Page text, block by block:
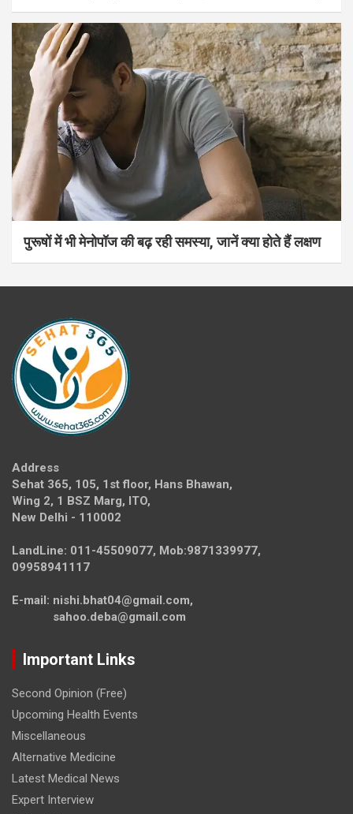
पुरूषों में भी मेनोपॉज की बढ़ रही समस्या, जानें क्या होते हैं लक्षण
Address
Sehat 365, 105, 1st floor, Hans Bhawan,
Wing 2, 1 BSZ Marg, ITO,
New Delhi - 110002
LandLine: 011-45509077, Mob:9871339977,
09958941117
E-mail: nishi.bhat04@gmail.com,
sahoo.deba@gmail.com
Important Links
Second Opinion (Free)
Upcoming Health Events
Miscellaneous
Alternative Medicine
Latest Medical News
Expert Interview